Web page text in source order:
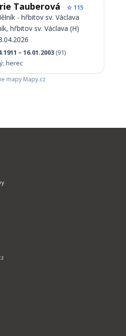
Tauberová ☆ 115
- hřbitov sv. Václava
hřbitov sv. Václava (H)
– 16.01.2003 (91)
herec
mapy Mapy.cz